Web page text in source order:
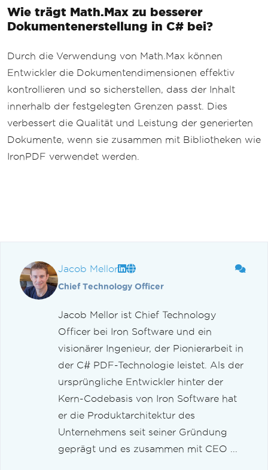
Wie trägt Math.Max zu besserer
Dokumentenerstellung in C# bei?
Durch die Verwendung von Math.Max können
Entwickler die Dokumentendimensionen effektiv
kontrollieren und so sicherstellen, dass der Inhalt
innerhalb der festgelegten Grenzen passt. Dies
verbessert die Qualität und Leistung der generierten
Dokumente, wenn sie zusammen mit Bibliotheken wie
IronPDF verwendet werden.
Jacob Mellor
Chief Technology Officer
Jacob Mellor ist Chief Technology
Officer bei Iron Software und ein
visionärer Ingenieur, der Pionierarbeit in
der C# PDF-Technologie leistet. Als der
ursprüngliche Entwickler hinter der
Kern-Codebasis von Iron Software hat
er die Produktarchitektur des
Unternehmens seit seiner Gründung
geprägt und es zusammen mit CEO ...